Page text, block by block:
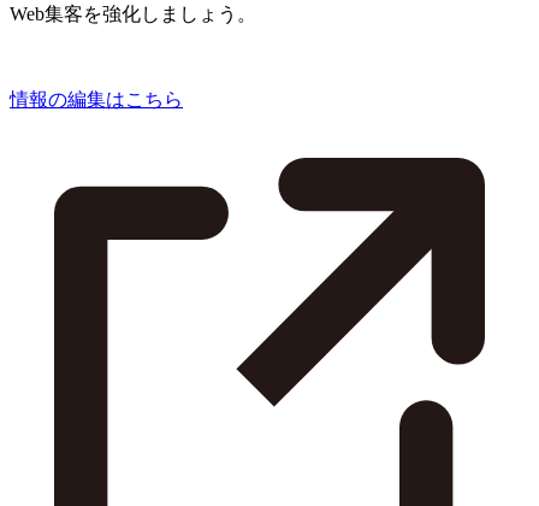
Web集客を強化しましょう。
情報の編集はこちら